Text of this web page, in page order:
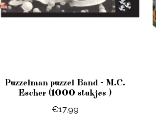
Puzzelman puzzel Band - M.C.
Escher (1000 stukjes )
€17,99